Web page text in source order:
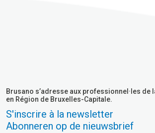
Brusano s’adresse aux professionnel·les de
en Région de Bruxelles-Capitale.
S'inscrire à la newsletter
Abonneren op de nieuwsbrief